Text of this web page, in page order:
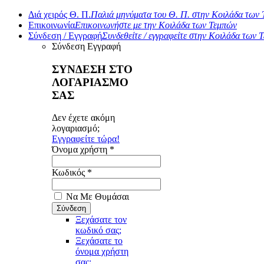
Διά χειρός Θ. Π.Παλιά μηνύματα του Θ. Π. στην Κοιλάδα των
ΕπικοινωνίαΕπικοινωνήστε με την Κοιλάδα των Τεμπών
Σύνδεση / ΕγγραφήΣυνδεθείτε / εγγραφείτε στην Κοιλάδα των
Σύνδεση Εγγραφή
ΣΥΝΔΕΣΗ ΣΤΟ
ΛΟΓΑΡΙΑΣΜΟ
ΣΑΣ
Δεν έχετε ακόμη
λογαριασμό;
Εγγραφείτε τώρα!
Όνομα χρήστη *
Κωδικός *
Να Με Θυμάσαι
Ξεχάσατε τον
κωδικό σας;
Ξεχάσατε το
όνομα χρήστη